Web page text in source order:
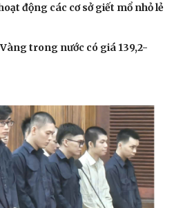
động các cơ sở giết mổ nhỏ lẻ
trong nước có giá 139,2-